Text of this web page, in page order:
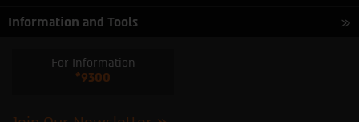
Information and Tools
For Information
*9300